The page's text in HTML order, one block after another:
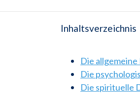
Inhaltsverzeichnis
Die
Die
Die spirituelle